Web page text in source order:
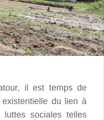
il est temps de
du lien à
sociales telles